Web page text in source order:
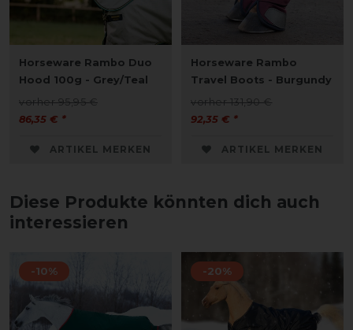
Horseware Rambo Duo
Hood 100g - Grey/Teal
vorher 95,95 €
86,35 € *
ARTIKEL MERKEN
Horseware Rambo
Travel Boots - Burgundy
vorher 131,90 €
92,35 € *
ARTIKEL MERKEN
Diese Produkte könnten dich auch
interessieren
-10% -20%